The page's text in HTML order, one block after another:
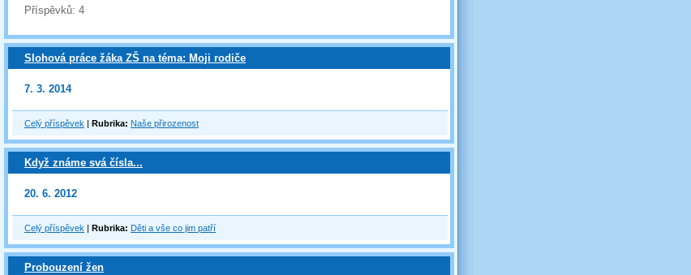
Příspěvků: 4
Slohová práce žáka ZŠ na téma: Moji rodiče
7. 3. 2014
Celý příspěvek | Rubrika: Naše přirozenost
Když známe svá čísla...
20. 6. 2012
Celý příspěvek | Rubrika: Děti a vše co jim patří
Probouzení žen